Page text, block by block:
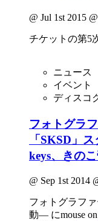
@ Jul 1st 2015
チケットの第5
ニュース
イベント
ディスコ
フォトグラ
「SKSD」
keys、きの
@ Sep 1st 2014
フォトグラフ
動— にmouse